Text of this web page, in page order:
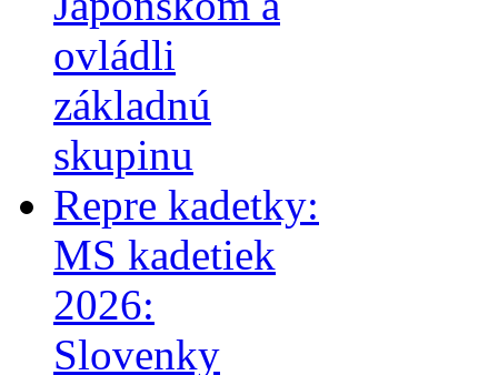
ovládli
základnú
skupinu
Repre kadetky:
MS kadetiek
2026:
Slovenky